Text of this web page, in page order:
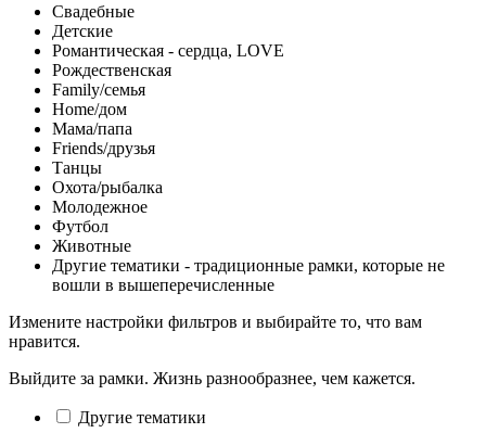
Свадебные
Детские
Романтическая - сердца, LOVE
Рождественская
Family/семья
Home/дом
Мама/папа
Friends/друзья
Танцы
Охота/рыбалка
Молодежное
Футбол
Животные
Другие тематики - традиционные рамки, которые не
вошли в вышеперечисленные
Измените настройки фильтров и выбирайте то, что вам
нравится.
Выйдите за рамки. Жизнь разнообразнее, чем кажется.
Другие тематики